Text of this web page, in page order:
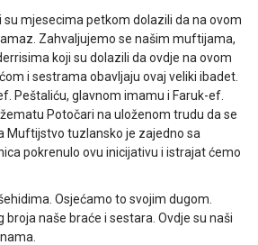
su mjesecima petkom dolazili da na ovom
Zahvaljujemo se našim muftijama,
koji su dolazili da ovdje na ovom
i sestrama obavljaju ovaj veliki ibadet.
Peštaliću, glavnom imamu i Faruk-ef.
Potočari na uloženom trudu da se
Muftijstvo tuzlansko je zajedno sa
pokrenulo ovu inicijativu i istrajat ćemo
Osjećamo to svojim dugom.
broja naše braće i sestara. Ovdje su naši